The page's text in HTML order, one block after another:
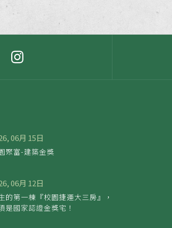
06月 15日
聚富-建築金獎
06月 12日
的第一棟『校園捷運大三房』，
是國家認證金獎宅！